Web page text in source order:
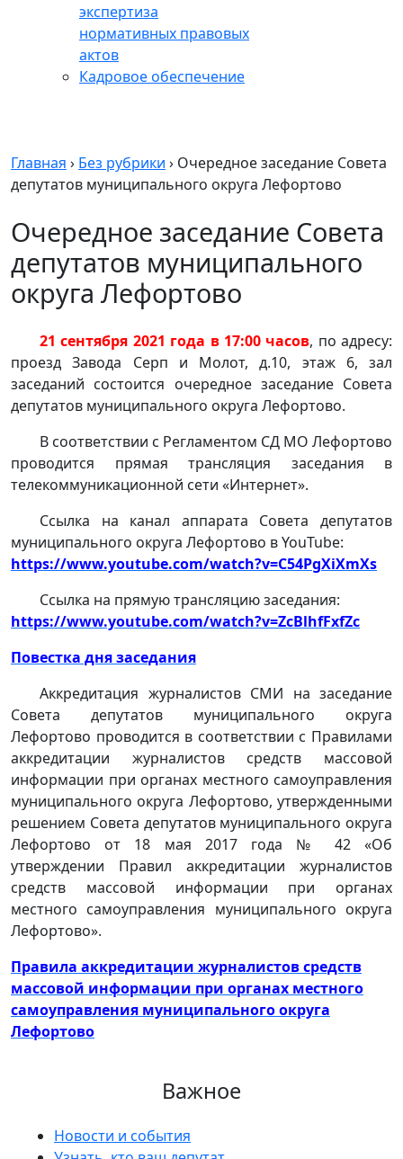
экспертиза
нормативных правовых
актов
Кадровое обеспечение
Главная › Без рубрики › Очередное заседание Совета
депутатов муниципального округа Лефортово
Очередное заседание Совета
депутатов муниципального
округа Лефортово
21 сентября 2021 года в 17:00 часов, по адресу:
проезд Завода Серп и Молот, д.10, этаж 6, зал
заседаний состоится очередное заседание Совета
депутатов муниципального округа Лефортово.
В соответствии с Регламентом СД МО Лефортово
проводится прямая трансляция заседания в
телекоммуникационной сети «Интернет».
Ссылка на канал аппарата Совета депутатов
муниципального округа Лефортово в YouTube:
https://www.youtube.com/watch?v=C54PgXiXmXs
Ссылка на прямую трансляцию заседания:
https://www.youtube.com/watch?v=ZcBlhfFxfZc
Повестка дня заседания
Аккредитация журналистов СМИ на заседание
Совета депутатов муниципального округа
Лефортово проводится в соответствии с Правилами
аккредитации журналистов средств массовой
информации при органах местного самоуправления
муниципального округа Лефортово, утвержденными
решением Совета депутатов муниципального округа
Лефортово от 18 мая 2017 года № 42 «Об
утверждении Правил аккредитации журналистов
средств массовой информации при органах
местного самоуправления муниципального округа
Лефортово».
Правила аккредитации журналистов средств
массовой информации при органах местного
самоуправления муниципального округа
Лефортово
Важное
Новости и события